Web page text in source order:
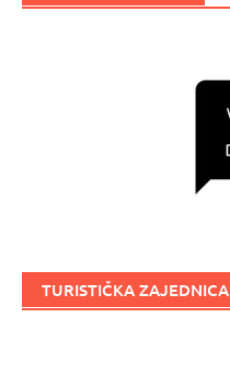
TURISTIČKA ZAJEDNICA